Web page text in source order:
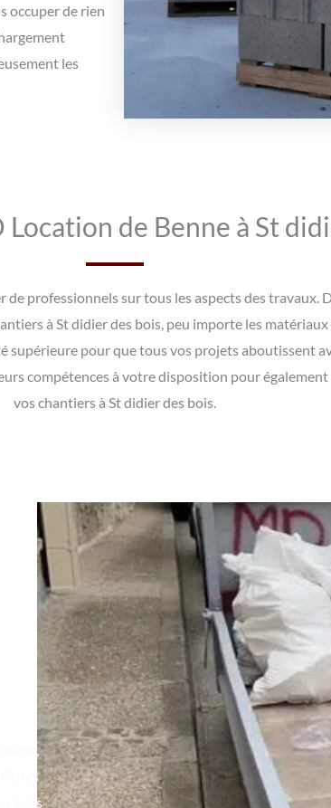
occuper de rien
les
de Benne à St
professionnels sur tous les aspects des travaux.
à St didier des bois, peu importe les
pour que tous vos projets aboutissent
compétences à votre disposition pour
vos chantiers à St didier des bois.
sans